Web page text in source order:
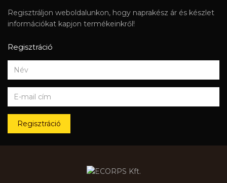
Regisztráljon weboldalunkon, hogy naprakész ár és készlet
információkat kapjon termékeinkről!
Regisztráció
Regisztráció